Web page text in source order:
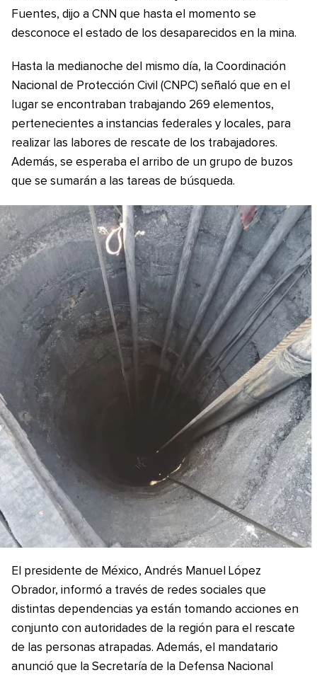
Fuentes, dijo a CNN que hasta el momento se
desconoce el estado de los desaparecidos en la mina.
Hasta la medianoche del mismo día, la Coordinación
Nacional de Protección Civil (CNPC) señaló que en el
lugar se encontraban trabajando 269 elementos,
pertenecientes a instancias federales y locales, para
realizar las labores de rescate de los trabajadores.
Además, se esperaba el arribo de un grupo de buzos
que se sumarán a las tareas de búsqueda.
El presidente de México, Andrés Manuel López
Obrador, informó a través de redes sociales que
distintas dependencias ya están tomando acciones en
conjunto con autoridades de la región para el rescate
de las personas atrapadas. Además, el mandatario
anunció que la Secretaría de la Defensa Nacional